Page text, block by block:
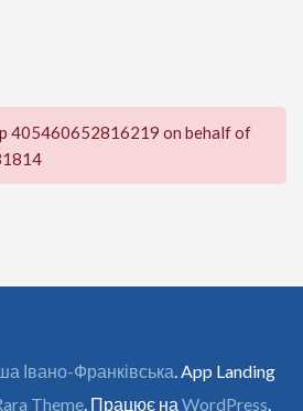
405460652816219 on behalf of
Івано-Франківська . App Landing
Theme . Працює на WordPress